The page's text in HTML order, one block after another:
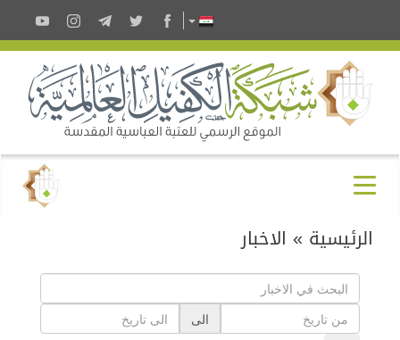
الرئيسية » الاخبار
الى